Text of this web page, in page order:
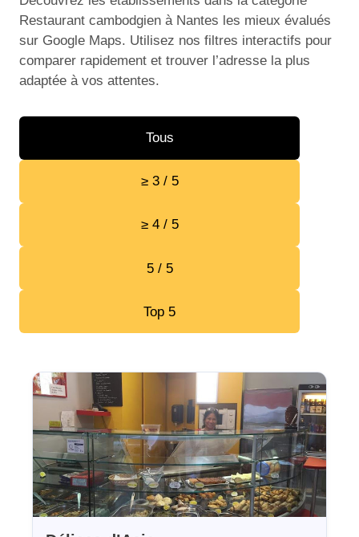
Restaurant cambodgien à Nantes les mieux évalués
sur Google Maps. Utilisez nos filtres interactifs pour
comparer rapidement et trouver l’adresse la plus
adaptée à vos attentes.
Tous
≥ 3 / 5
≥ 4 / 5
5 / 5
Top 5